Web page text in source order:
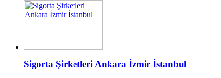
Sigorta Şirketleri Ankara İzmir İstanbul